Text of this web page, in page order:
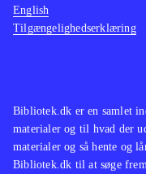
Bibliotek.dk er en samlet
materialer og til hvad der
materialer og så hente og
Bibliotek.dk til at søge
English
Tilgængelighedserklæring